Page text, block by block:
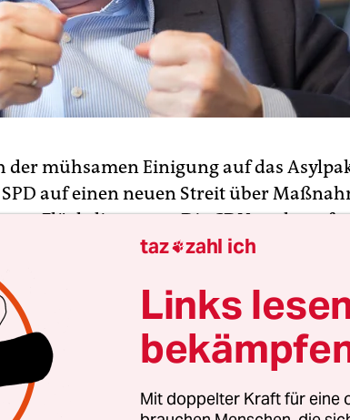
der mühsamen Einigung auf das
auf einen neuen Streit über
Flüchtlingen zu. Die CDU pocht auf
unter anderem für Ausnahmen beim
Schulpflicht für Flüchtlinge sowie
Aufenthaltsrecht. Das geht aus dem
hervor, das der CDU-
will.
der CDU sollen Asylberechtigte wie
taz zahl ich
Links
Mit doppelter Kraft für eine